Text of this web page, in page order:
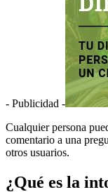
- Publicidad -
Cualquier persona
comentario a una
otros usuarios.
¿Qué es la